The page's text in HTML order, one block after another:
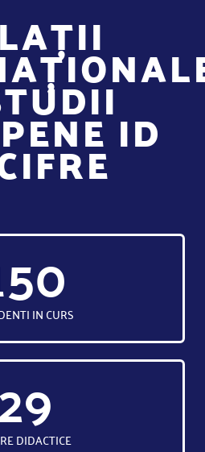
ID
IN CURS
DIDACTICE
29